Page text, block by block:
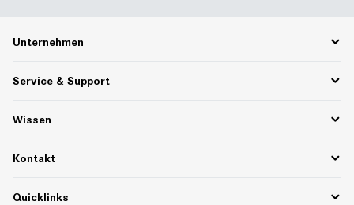
Unternehmen
Über uns
75 Jahre Pioniergeist
Service & Support
PPWR
Wissen
Mediathek und Downloads
Kontakt
Quicklinks